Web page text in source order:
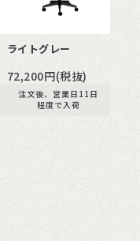
ライトグレー
72,200円(税抜)
注文後、営業日11日
程度で入荷